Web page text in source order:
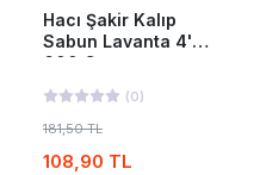
Hacı Şakir Kalıp
Sabun Lavanta 4'Lü
600 Gr
(0)
181,50 TL
108,90 TL